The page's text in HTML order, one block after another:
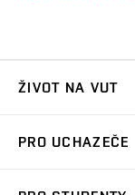
ŽIVOT NA VUT
Koleje
PRO UCHAZEČE